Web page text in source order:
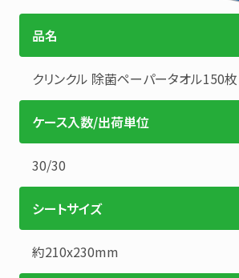
品名
クリンクル 除菌ペーパータオル150枚
ケース入数/出荷単位
30/30
シートサイズ
約210x230mm